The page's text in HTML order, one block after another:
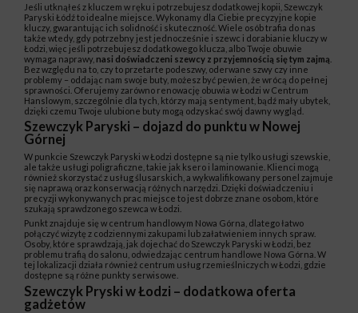
Jeśli utknąłeś z kluczem w ręku i potrzebujesz dodatkowej kopii, Szewczyk
Paryski Łódź to idealne miejsce. Wykonamy dla Ciebie precyzyjne kopie
kluczy, gwarantując ich solidność i skuteczność. Wiele osób trafia do nas
także wtedy, gdy potrzebny jest jednocześnie i szewc i dorabianie kluczy w
Łodzi, więc jeśli potrzebujesz dodatkowego klucza, albo Twoje obuwie
wymaga naprawy, nasi doświadczeni szewcy z przyjemnością się tym zajmą
Bez względu na to, czy to przetarte podeszwy, oderwane szwy czy inne
problemy – oddając nam swoje buty, możesz być pewien, że wrócą do pełnej
sprawności. Oferujemy zarówno renowację obuwia w Łodzi w Centrum
Hanslowym, szczególnie dla tych, którzy mają sentyment, bądź mały ubytek,
dzięki czemu Twoje ulubione buty mogą odzyskać swój dawny wygląd.
Szewczyk Paryski – dojazd do punktu w Nowej
Górnej
W punkcie Szewczyk Paryski w Łodzi dostępne są nie tylko usługi szewskie,
ale także usługi poligraficzne, takie jak ksero i laminowanie. Klienci mogą
również skorzystać z usług ślusarskich, a wykwalifikowany personel zajmuje
się naprawą oraz konserwacją różnych narzędzi. Dzięki doświadczeniu i
precyzji wykonywanych prac miejsce to jest dobrze znane osobom, które
szukają sprawdzonego szewca w Łodzi.
Punkt znajduje się w centrum handlowym Nowa Górna, dlatego łatwo
połączyć wizytę z codziennymi zakupami lub załatwieniem innych spraw.
Osoby, które sprawdzają, jak dojechać do Szewczyk Paryski w Łodzi, bez
problemu trafią do salonu, odwiedzając centrum handlowe Nowa Górna. W
tej lokalizacji działa również centrum usług rzemieślniczych w Łodzi, gdzie
dostępne są różne punkty serwisowe.
Szewczyk Pryski w Łodzi – dodatkowa oferta
gadżetów